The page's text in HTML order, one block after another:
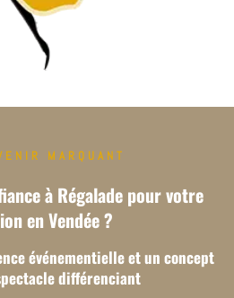
MARQUANT
à Régalade pour votre
en Vendée ?
événementielle et un concept
différenciant